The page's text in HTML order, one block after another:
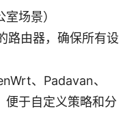
场景）
路由器，确保所有设
、Padavan、
便于自定义策略和分